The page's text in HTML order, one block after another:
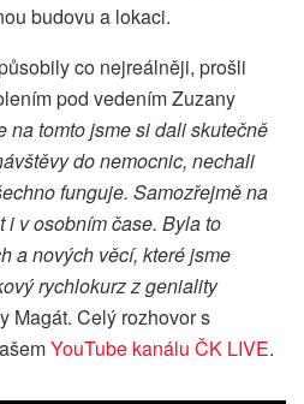
budovu a lokaci.
co nejreálněji, prošli
pod vedením Zuzany
na tomto jsme si dali skutečně
do nemocnic, nechali
funguje. Samozřejmě na
v osobním čase. Byla to
a nových věcí, které jsme
rychlokurz z geniality
Magát. Celý rozhovor s
YouTube kanálu ČK LIVE.